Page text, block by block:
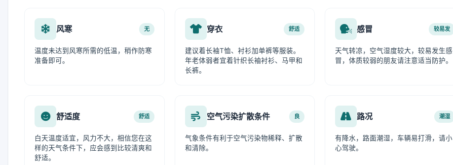
风寒 无
温度未达到风寒所需的低温，稍作防寒
准备即可。
穿衣 舒适
建议着长袖T恤、衬衫加单裤等服装。
年老体弱者宜着针织长袖衬衫、马甲和
长裤。
感冒 较易发
天气转凉，空气湿度较大，较易发生感
冒，体质较弱的朋友请注意适当防护。
舒适度 舒适
白天温度适宜，风力不大，相信您在这
样的天气条件下，应会感到比较清爽和
舒适。
空气污染扩散条件 良
气象条件有利于空气污染物稀释、扩散
和清除。
路况 潮湿
有降水，路面潮湿，车辆易打滑，请小
心驾驶。